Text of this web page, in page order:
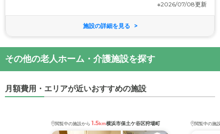
※2026/07/08更新
施設の詳細を見る
その他の老人ホーム・介護施設を探す
月額費用・エリアが近いおすすめの施設
閲覧中の施設から 1.5km横浜市保土ケ谷区狩場町 閲覧中の施